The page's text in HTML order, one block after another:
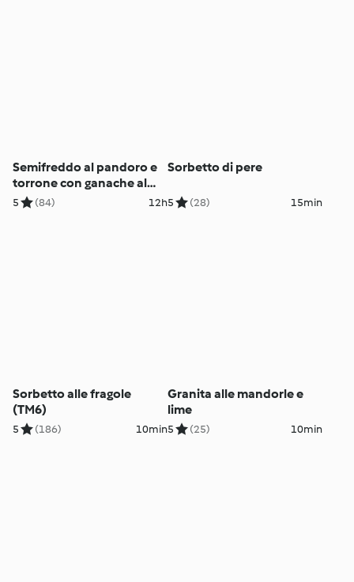
Semifreddo al pandoro e
torrone con ganache al
fondente
5 (84) 12h
Sorbetto di pere
5 (28) 15min
Sorbetto alle fragole
(TM6)
5 (186) 10min
Granita alle mandorle e
lime
5 (25) 10min